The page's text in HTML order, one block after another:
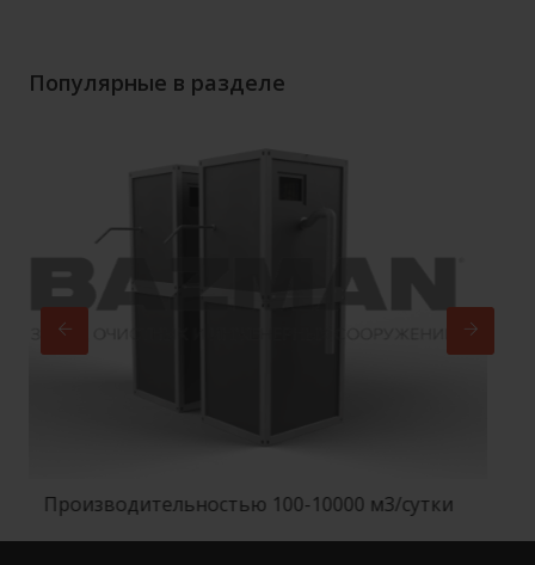
Популярные в разделе
100-10000 м3/сутки